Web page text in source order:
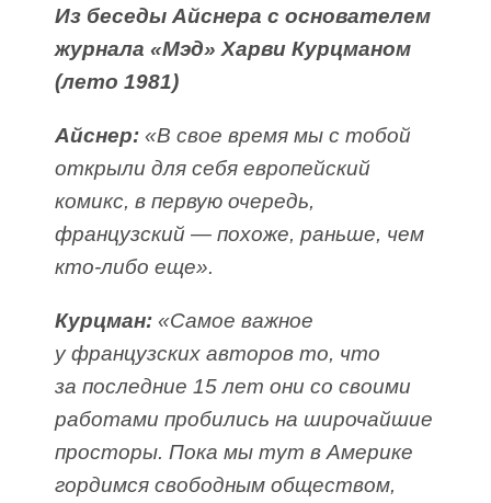
Из беседы Айснера с основателем
журнала «Мэд» Харви Курцманом
(лето 1981)
Айснер: «В свое время мы с тобой
открыли для себя европейский
комикс, в первую очередь,
французский — похоже, раньше, чем
кто-либо еще».
Курцман: «Самое важное
у французских авторов то, что
за последние 15 лет они со своими
работами пробились на широчайшие
просторы. Пока мы тут в Америке
гордимся свободным обществом,